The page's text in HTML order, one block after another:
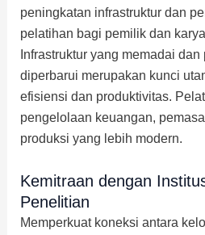
peningkatan infrastruktur dan
pelatihan bagi pemilik dan
Infrastruktur yang memadai
diperbarui merupakan kunci
efisiensi dan produktivitas.
pengelolaan keuangan,
produksi yang lebih modern.
Kemitraan dengan
Penelitian
Memperkuat koneksi antara